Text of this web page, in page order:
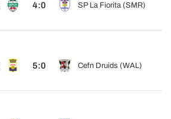
4:0 SP La Fiorita (SMR)
5:0 Cefn Druids (WAL)